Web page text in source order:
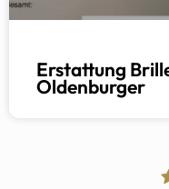
Erstattung
Oldenburger